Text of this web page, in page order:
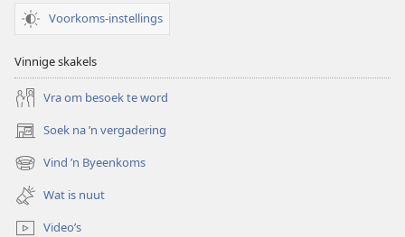
Voorkoms-instellings
Vinnige skakels
Vra om besoek te word
Soek na ’n vergadering
(maak
nuwe
venster
oop)
Vind ’n Byeenkoms
(maak
nuwe
venster
oop)
Wat is nuut
Video’s